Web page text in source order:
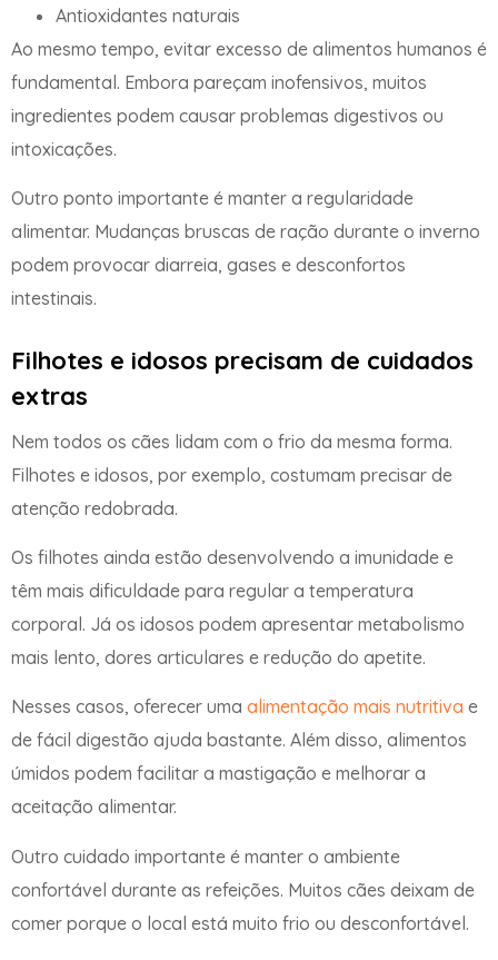
Antioxidantes naturais
Ao mesmo tempo, evitar excesso de alimentos humanos é
fundamental. Embora pareçam inofensivos, muitos
ingredientes podem causar problemas digestivos ou
intoxicações.
Outro ponto importante é manter a regularidade
alimentar. Mudanças bruscas de ração durante o inverno
podem provocar diarreia, gases e desconfortos
intestinais.
Filhotes e idosos precisam de cuidados
extras
Nem todos os cães lidam com o frio da mesma forma.
Filhotes e idosos, por exemplo, costumam precisar de
atenção redobrada.
Os filhotes ainda estão desenvolvendo a imunidade e
têm mais dificuldade para regular a temperatura
corporal. Já os idosos podem apresentar metabolismo
mais lento, dores articulares e redução do apetite.
Nesses casos, oferecer uma alimentação mais nutritiva e
de fácil digestão ajuda bastante. Além disso, alimentos
úmidos podem facilitar a mastigação e melhorar a
aceitação alimentar.
Outro cuidado importante é manter o ambiente
confortável durante as refeições. Muitos cães deixam de
comer porque o local está muito frio ou desconfortável.